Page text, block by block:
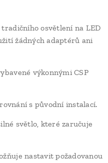
osvětlení na LED
žádných adaptérů ani
výkonnými CSP
s původní instalací.
světlo, které zaručuje
nastavit požadovanou